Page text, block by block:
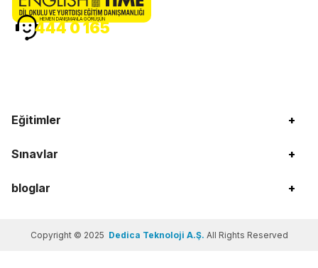
Eğitimler +
Sınavlar +
bloglar +
HEMEN DANIŞMANLA GÖRÜŞÜN
444 0 165
Copyright © 2025 Dedica Teknoloji A.Ş. All Rights Reserved